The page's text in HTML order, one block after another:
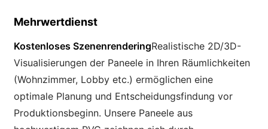
Mehrwertdienst
Kostenloses SzenenrenderingRealistische 2D/3D-
Visualisierungen der Paneele in Ihren Räumlichkeiten
(Wohnzimmer, Lobby etc.) ermöglichen eine
optimale Planung und Entscheidungsfindung vor
Produktionsbeginn. Unsere Paneele aus